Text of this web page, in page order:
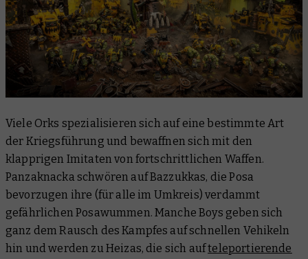
Viele Orks spezialisieren sich auf eine bestimmte Art
der Kriegsführung und bewaffnen sich mit den
klapprigen Imitaten von fortschrittlichen Waffen.
Panzaknacka schwören auf Bazzukkas, die Posa
bevorzugen ihre (für alle im Umkreis) verdammt
gefährlichen Posawummen. Manche Boys geben sich
ganz dem Rausch des Kampfes auf schnellen Vehikeln
hin und werden zu Heizas, die sich aufteleportierende